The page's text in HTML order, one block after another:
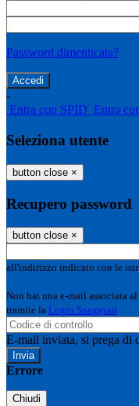
Password dimenticata?
-
Entra con SPID Entra
Seleziona utente
button close ×
Recupero password
button close ×
all'indirizzo indicato con le
Non hai una e-mail associata
tramite la Login Spaggiari
E-mail inviata, si prega di
Errore
Chiudi